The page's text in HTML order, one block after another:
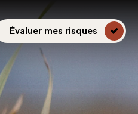
Évaluer mes risques